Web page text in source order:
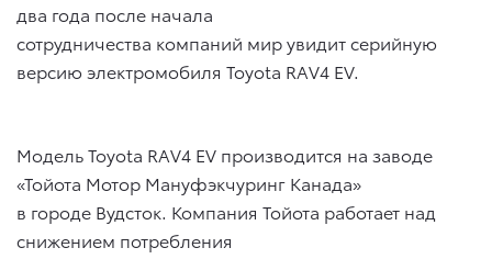
два года после начала
сотрудничества компаний мир увидит серийную
версию электромобиля Toyota RAV4 EV.
Модель Toyota RAV4 EV производится на заводе
«Тойота Мотор Мануфэкчуринг Канада»
в городе Вудсток. Компания Тойота работает над
снижением потребления